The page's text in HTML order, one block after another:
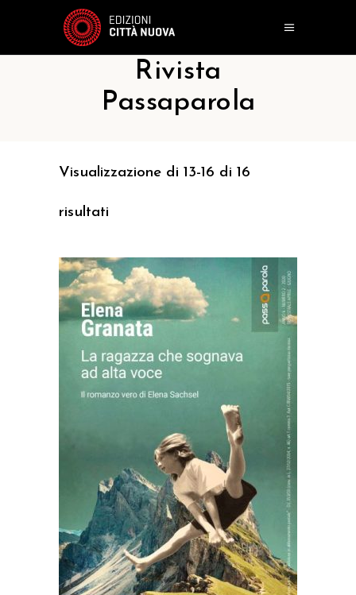
Rivista
Passaparola
Visualizzazione di 13-16 di 16
risultati
AGGIUNGI AL CARRELLO